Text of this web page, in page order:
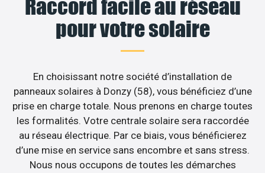
Raccord facile au réseau
pour votre solaire
En choisissant notre société d’installation de
panneaux solaires à Donzy (58), vous bénéficiez d’une
prise en charge totale. Nous prenons en charge toutes
les formalités. Votre centrale solaire sera raccordée
au réseau électrique. Par ce biais, vous bénéficierez
d’une mise en service sans encombre et sans stress.
Nous nous occupons de toutes les démarches